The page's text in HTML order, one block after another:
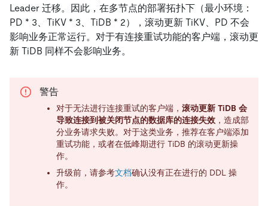
Leader 迁移。因此，在多节点的部署拓扑下（最小环境：
PD * 3、TiKV * 3、TiDB * 2），滚动更新 TiKV、PD 不会
影响业务正常运行。对于有连接重试功能的客户端，滚动更
新 TiDB 同样不会影响业务。
警告
对于无法进行连接重试的客户端， 滚动更新 TiDB 会
导致连接到被关闭节点的数据库的连接失效 ，造成部
分业务请求失败。对于这类业务，推荐在客户端添加
重试功能，或者在低峰期进行 TiDB 的滚动更新操
作。
升级前，请参考文档确认没有正在进行的 DDL 操
作。